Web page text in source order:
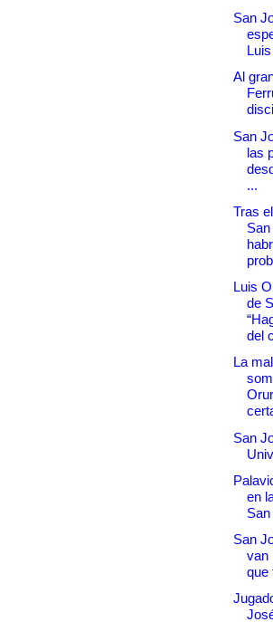
San
Al
San
las
...
Tras
Luis
de
del
La
San
en
San
van
que